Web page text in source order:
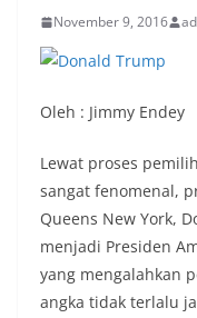
November 9, 2016
Oleh : Jimmy Endey
Lewat proses
sangat fenomenal,
Queens New York,
menjadi Presiden
yang mengalahkan
angka tidak terlalu